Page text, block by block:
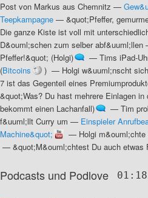
Post von Markus aus Chemnitz —
Teepkampagne — &quot;Pfeffer,
Die ganze Kiste ist voll mit
D&ouml;schen zum selber abf&uuml;llen
Pfeffer!&quot; (Holgi)
— Tims iPad-
(Bitcoins ) — Holgi w&uuml;nscht
7 ist das Gegenteil eines
&quot;Was? Du hast mehrere Einlagen
bekommt einen Lachanfall)
— Tim
f&uuml;llt Curry um — Einspieler
Machine&quot;
— Holgi
— &quot;M&ouml;chtest Du auch etwas
Podcasts und Podlove